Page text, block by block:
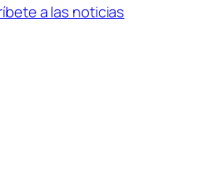
a las noticias